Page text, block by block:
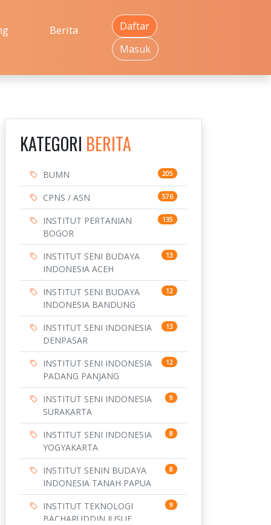
Berita
Daftar
Masuk
KATEGORI BERITA
BUMN 205
CPNS / ASN 576
INSTITUT PERTANIAN
BOGOR
135
INSTITUT SENI BUDAYA
INDONESIA ACEH
13
INSTITUT SENI BUDAYA
INDONESIA BANDUNG
12
INSTITUT SENI INDONESIA
DENPASAR
13
INSTITUT SENI INDONESIA
PADANG PANJANG
12
INSTITUT SENI INDONESIA
SURAKARTA
9
INSTITUT SENI INDONESIA
YOGYAKARTA
8
INSTITUT SENIN BUDAYA
INDONESIA TANAH PAPUA
8
INSTITUT TEKNOLOGI
BACHARUDDIN JUSUF
9